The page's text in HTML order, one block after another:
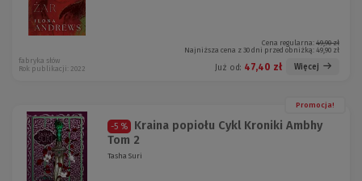
Cena regularna: 49,90 zł
Najniższa cena z 30 dni przed obniżką: 49,90 zł
Już od: 47,40 zł Więcej
fabryka słów
Rok publikacji: 2022
Promocja!
-5 %
Kraina popiołu Cykl Kroniki Ambhy
Tom 2
Tasha Suri